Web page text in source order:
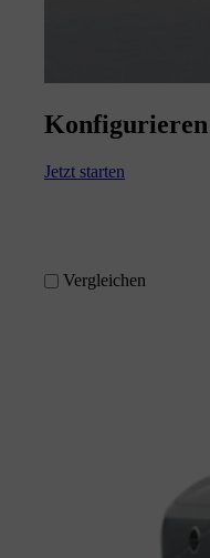
Konfigurieren
Jetzt starten
Vergleichen